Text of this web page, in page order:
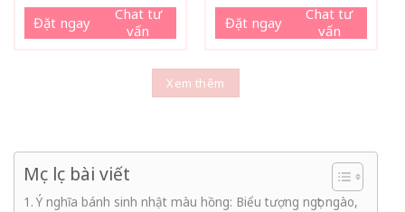
Đặt ngay
Chat tư
vấn
Đặt ngay
Chat tư
vấn
Xem thêm
Mục lục bài viết
Ý nghĩa bánh sinh nhật màu hồng: Biểu tượng ngọt ngào,